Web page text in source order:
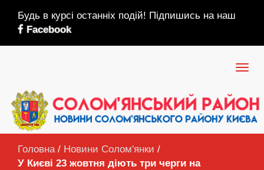
Будь в курсі останніх подій! Підпишись на наш
Facebook
Головна / Новини Солом'янки /
У Києві 23 жовтня діють три черги на